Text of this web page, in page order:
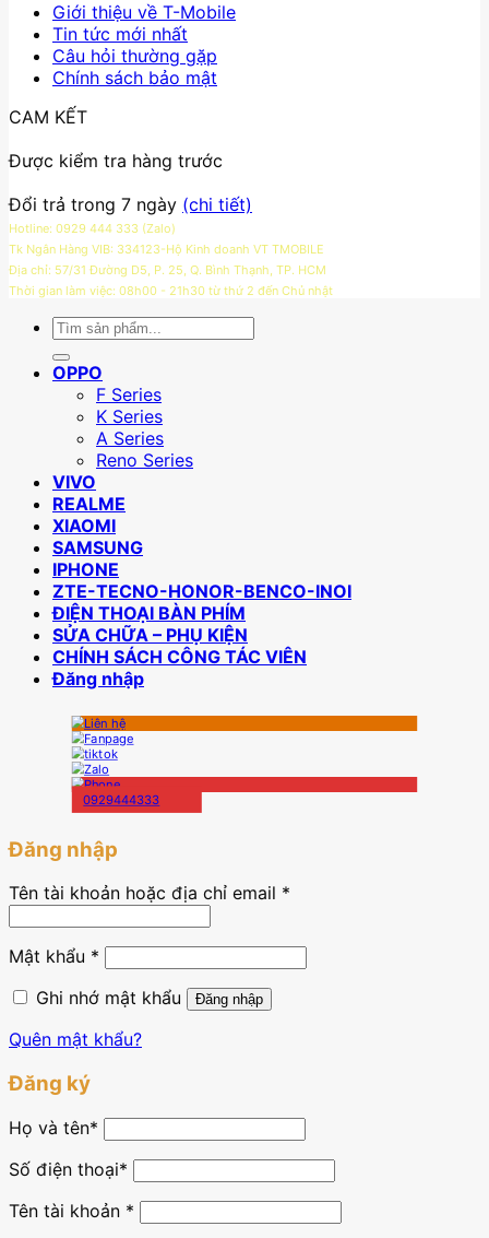
Giới thiệu về T-Mobile
Tin tức mới nhất
Câu hỏi thường gặp
Chính sách bảo mật
CAM KẾT
Được kiểm tra hàng trước
Đổi trả trong 7 ngày (chi tiết)
Hotline: 0929 444 333 (Zalo)
Tk Ngân Hàng VIB: 334123-Hộ Kinh doanh VT TMOBILE
Địa chỉ: 57/31 Đường D5, P. 25, Q. Bình Thạnh, TP. HCM
Thời gian làm việc: 08h00 - 21h30 từ thứ 2 đến Chủ nhật
Tìm
OPPO
F Series
K Series
A Series
Reno Series
VIVO
REALME
XIAOMI
SAMSUNG
IPHONE
ZTE-TECNO-HONOR-BENCO-INOI
ĐIỆN THOẠI BÀN PHÍM
SỬA CHỮA – PHỤ KIỆN
CHÍNH SÁCH CÔNG TÁC VIÊN
Đăng nhập
0929444333
Đăng nhập
Tên tài khoản hoặc địa chỉ email *
Mật khẩu *
Ghi nhớ mật khẩu
Đăng nhập
Quên mật khẩu?
Đăng ký
Họ và tên*
Số điện thoại*
Tên tài khoản *